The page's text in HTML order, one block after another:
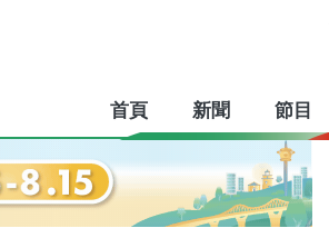
首頁 新聞 節目